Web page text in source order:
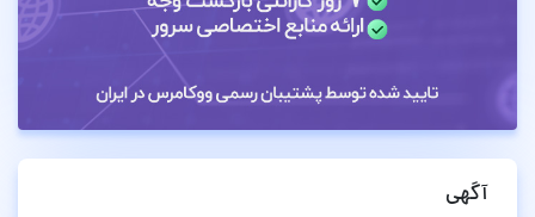
آگهی